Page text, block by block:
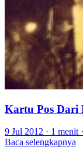
Kartu Pos Dari
9 Jul 2012 · 1 menit ·
Baca selengkapnya